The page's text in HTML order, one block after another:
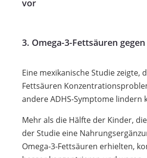
vor
3. Omega-3-Fettsäuren gegen
Eine mexikanische Studie zeigte,
Fettsäuren
andere ADHS-Symptome lindern
Mehr als die Hälfte der Kinder,
der Studie eine
Omega-3-Fettsäuren erhielten,